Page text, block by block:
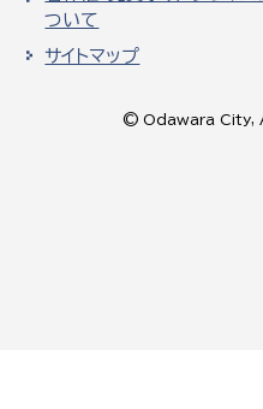
ついて
サイトマップ
© Odawara City,